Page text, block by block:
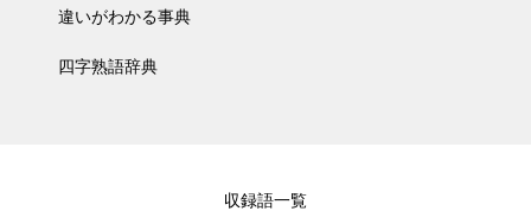
違いがわかる事典
四字熟語辞典
収録語一覧